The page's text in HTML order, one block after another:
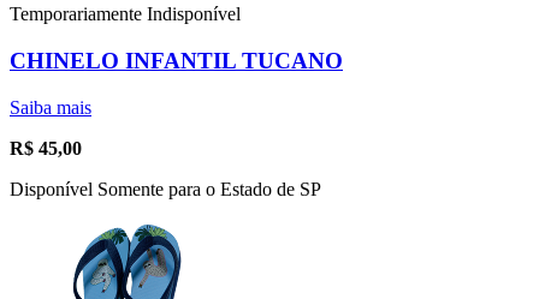
Temporariamente Indisponível
CHINELO INFANTIL TUCANO
Saiba mais
R$ 45,00
Disponível Somente para o Estado de SP